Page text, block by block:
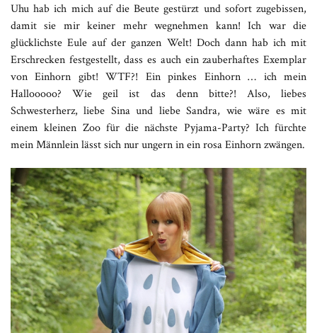
Uhu hab ich mich auf die Beute gestürzt und sofort zugebissen,
damit sie mir keiner mehr wegnehmen kann! Ich war die
glücklichste Eule auf der ganzen Welt! Doch dann hab ich mit
Erschrecken festgestellt, dass es auch ein zauberhaftes Exemplar
von Einhorn gibt! WTF?! Ein pinkes Einhorn … ich mein
Hallooooo? Wie geil ist das denn bitte?! Also, liebes
Schwesterherz, liebe Sina und liebe Sandra, wie wäre es mit
einem kleinen Zoo für die nächste Pyjama-Party? Ich fürchte
mein Männlein lässt sich nur ungern in ein rosa Einhorn zwängen.